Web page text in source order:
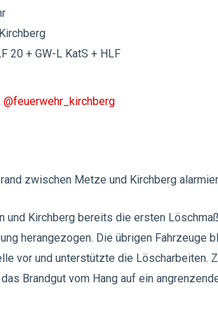
20 + GW-L KatS + HLF
@feuerwehr_kirchberg
zwischen Metze und Kirchberg
Kirchberg bereits die ersten
herangezogen. Die übrigen Fahrzeuge
vor und unterstützte die Löscharbeiten.
Brandgut vom Hang auf ein